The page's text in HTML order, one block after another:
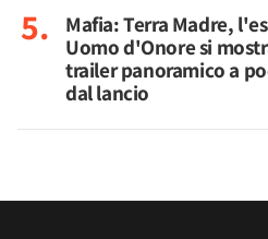
Mafia: Terra Madre,
Uomo d'Onore si
trailer panoramico a
dal lancio